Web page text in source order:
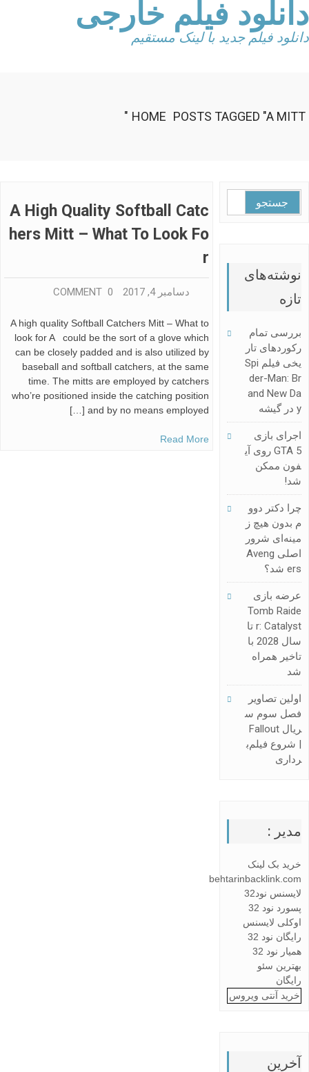
to
content
دانلود فیلم خارجی
دانلود فیلم جدید با لینک مستقیم
HOME POSTS TAGGED "A MITT"
A High Quality Softball Catc
Hers Mitt – What To Look Fo
R
دسامبر 4, 2017 0 COMMENT
A high quality Softball Catchers Mitt – What to
look for A could be the sort of a glove which
can be closely padded and is also utilized by
baseball and softball catchers, at the same
time. The mitts are employed by catchers
who’re positioned inside the catching position
and by no means employed […]
Read More
برای:
نوشته‌های
تازه
بررسی تمام
رکوردهای تار
یخی فیلم Spi
Der-Man: Br
And New Da
Y در گیشه
اجرای بازی
GTA 5 روی آی
فون ممکن
شد!
چرا دکتر دوو
م بدون هیچ ز
مینه‌ای شرور
اصلی Aveng
Ers شد؟
عرضه بازی
Tomb Raide
R: Catalyst تا
سال 2028 با
تاخیر همراه
شد
اولین تصاویر
فصل سوم س
ریال Fallout
| شروع فیلم‌ب
رداری
مدیر :
خرید بک لینک
behtarinbacklink.com
لایسنس نود32
پسورد نود 32
اوکلی لایسنس
رایگان نود 32
همیار نود 32
بهترین سئو
رایگان
خرید آنتی ویروس
آخرین